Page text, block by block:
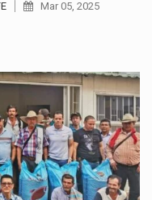
Mar 05, 2025